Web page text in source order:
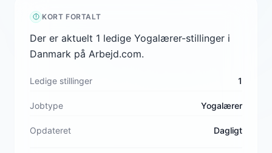
KORT FORTALT
Der er aktuelt 1 ledige Yogalærer-stillinger i
Danmark på Arbejd.com.
Ledige stillinger 1
Jobtype Yogalærer
Opdateret Dagligt